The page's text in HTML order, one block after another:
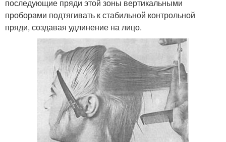
последующие пряди этой зоны вертикальными
проборами подтягивать к стабильной контрольной
пряди, создавая удлинение на лицо.